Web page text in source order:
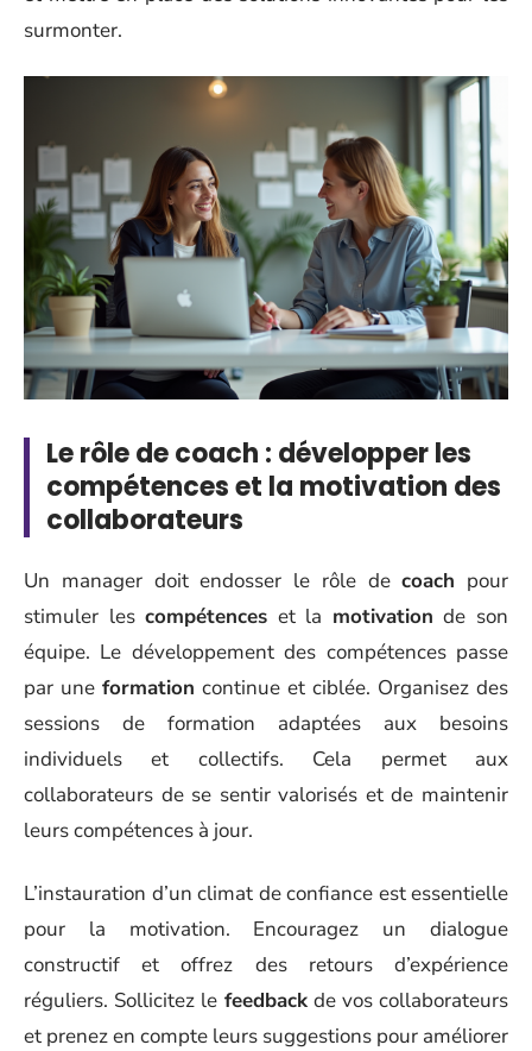
surmonter.
Le rôle de coach : développer les
compétences et la motivation des
collaborateurs
Un manager doit endosser le rôle decoach pour
stimuler lescompétences et la motivation de son
équipe. Le développement des compétences passe
par une formation continue et ciblée. Organisez des
sessions de formation adaptées aux besoins
individuels et collectifs. Cela permet aux
collaborateurs de se sentir valorisés et de maintenir
leurs compétences à jour.
L’instauration d’un climat de confiance est essentielle
pour la motivation. Encouragez un dialogue
constructif et offrez des retours d’expérience
réguliers. Sollicitez le feedbackde vos collaborateurs
et prenez en compte leurs suggestions pour améliorer